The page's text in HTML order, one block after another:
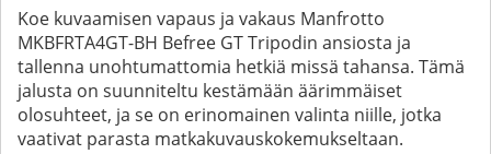
Koe kuvaamisen vapaus ja vakaus Manfrotto
MKBFRTA4GT-BH Befree GT Tripodin ansiosta ja
tallenna unohtumattomia hetkiä missä tahansa. Tämä
jalusta on suunniteltu kestämään äärimmäiset
olosuhteet, ja se on erinomainen valinta niille, jotka
vaativat parasta matkakuvauskokemukseltaan.